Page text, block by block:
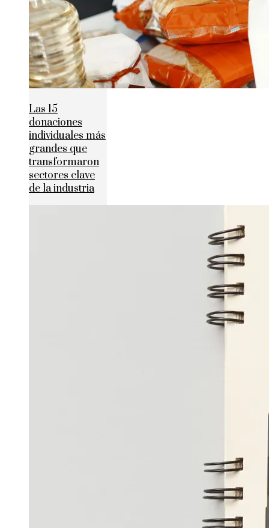
Las 15
donaciones
individuales más
grandes que
transformaron
sectores clave
de la industria